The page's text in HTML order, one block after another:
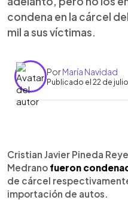
condena en la cárcel
mil a sus víctimas.
PorMaría Navidad
Publicado el 22 de
Escuchar artículo
Cristian Javier Pineda
Medrano fueron
de cárcel
importación de autos.